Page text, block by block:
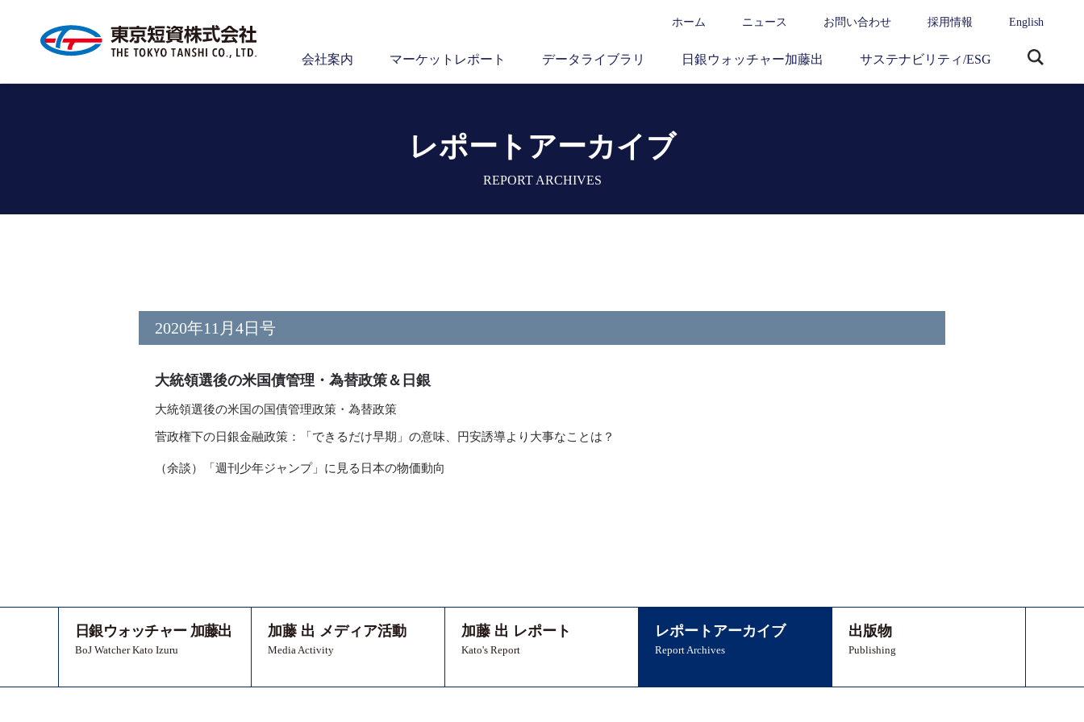
ホーム ニュース お問い合わせ 採用情報 English
会社案内 マーケットレポート データライブラリ 日銀ウォッチャー加藤出 サステナビリティ/ESG
レポートアーカイブ
REPORT ARCHIVES
2020年11月4日号
大統領選後の米国債管理・為替政策＆日銀
大統領選後の米国の国債管理政策・為替政策
菅政権下の日銀金融政策：「できるだけ早期」の意味、円安誘導より大事なことは？
（余談）「週刊少年ジャンプ」に見る日本の物価動向
日銀ウォッチャー 加藤出
BoJ Watcher Kato Izuru
加藤 出 メディア活動
Media Activity
加藤 出 レポート
Kato's Report
レポートアーカイブ
Report Archives
出版物
Publishing